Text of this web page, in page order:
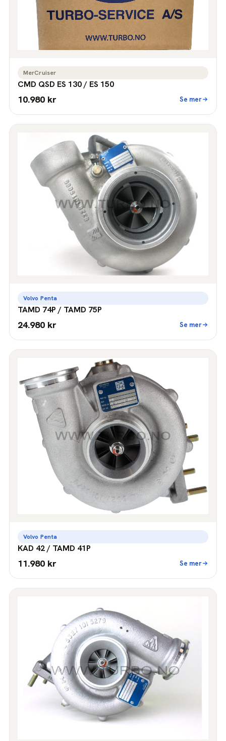
MerCruiser
CMD QSD ES 130 / ES 150
10.980 kr Se mer
Volvo Penta
TAMD 74P / TAMD 75P
24.980 kr Se mer
Volvo Penta
KAD 42 / TAMD 41P
11.980 kr Se mer